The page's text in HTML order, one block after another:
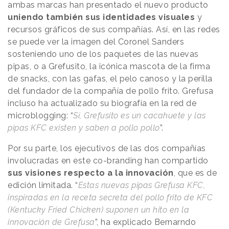
ambas marcas han presentado el nuevo producto
uniendo también sus identidades visuales y
recursos gráficos de sus compañías. Así, en las redes
se puede ver la imagen del Coronel Sanders
sosteniendo uno de los paquetes de las nuevas
pipas, o a Grefusito, la icónica mascota de la firma
de snacks, con las gafas, el pelo canoso y la perilla
del fundador de la compañía de pollo frito. Grefusa
incluso ha actualizado su biografía en la red de
microblogging: “Sí, Grefusito es un cacahuete y las
pipas KFC existen y saben a pollo pollo”.
Por su parte, los ejecutivos de las dos compañías
involucradas en este co-branding han compartido
sus visiones respecto a la innovación, que es de
edición limitada. “Estas nuevas pipas Grefusa KFC,
inspiradas en la receta secreta del pollo frito de KFC
(Kentucky Fried Chicken) suponen un hito en la
innovación de Grefusa”, ha explicado Bernarndo